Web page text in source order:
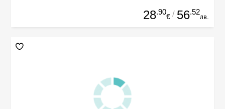
28.90
€ / 56.52
лв.